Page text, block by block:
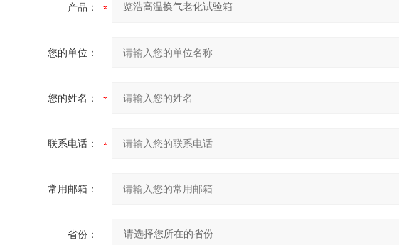
产品：
您的单位：
您的姓名：
联系电话：
常用邮箱：
省份：